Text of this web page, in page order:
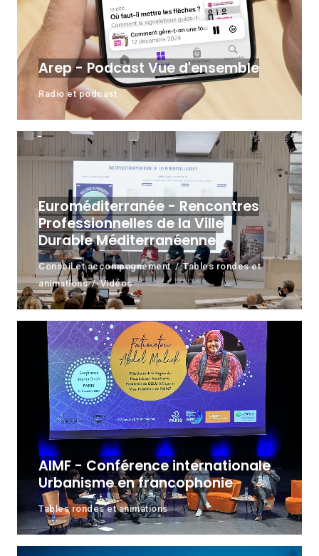
Arep - Podcast Vue d'ensemble
Radio et podcast
Euroméditerranée - Rencontres
Professionnelles de la Ville
Durable Méditerranéenne
Conseil et accompagnement
Tables rondes et
animations
Vidéos
AIMF - Conférence internationale
Urbanisme en francophonie
Tables rondes et animations